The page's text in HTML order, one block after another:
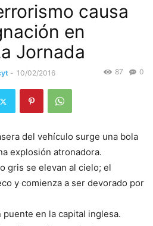
causa
en
Jornada
- 10/02/2016 0
87
del vehículo surge una bola
explosión atronadora.
gris se elevan al cielo; el
y comienza a ser devorado por
en la capital inglesa.